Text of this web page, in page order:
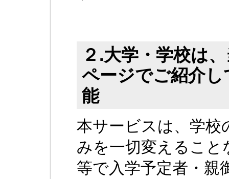
２.大学・学校は
ページでご紹介
能
本サービスは、学校
みを一切変えるこ
等で入学予定者・親